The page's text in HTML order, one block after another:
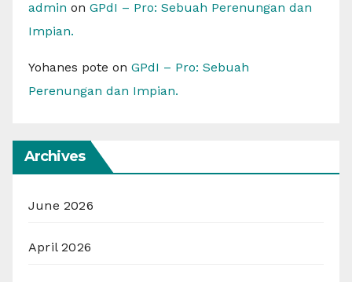
admin on GPdI – Pro: Sebuah Perenungan dan
Impian.
Yohanes pote on GPdI – Pro: Sebuah
Perenungan dan Impian.
Archives
June 2026
April 2026